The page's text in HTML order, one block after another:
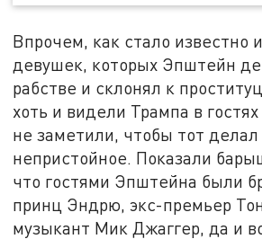
Впрочем, как стало известно
девушек, которых Эпштейн
рабстве и склонял к
хоть и видели Трампа в
не заметили, чтобы тот
непристойное. Показали
что гостями Эпштейна были
принц Эндрю, экс-премьер
музыкант Мик Джаггер, да и